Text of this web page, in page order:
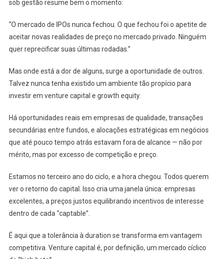
sob gestão resume bem o momento:
“O mercado de IPOs nunca fechou. O que fechou foi o apetite de
aceitar novas realidades de preço no mercado privado. Ninguém
quer reprecificar suas últimas rodadas.”
Mas onde está a dor de alguns, surge a oportunidade de outros.
Talvez nunca tenha existido um ambiente tão propício para
investir em venture capital e growth equity.
Há oportunidades reais em empresas de qualidade, transações
secundárias entre fundos, e alocações estratégicas em negócios
que até pouco tempo atrás estavam fora de alcance — não por
mérito, mas por excesso de competição e preço.
Estamos no terceiro ano do ciclo, e a hora chegou. Todos querem
ver o retorno do capital. Isso cria uma janela única: empresas
excelentes, a preços justos equilibrando incentivos de interesse
dentro de cada “captable”.
É aqui que a tolerância à duration se transforma em vantagem
competitiva. Venture capital é, por definição, um mercado cíclico